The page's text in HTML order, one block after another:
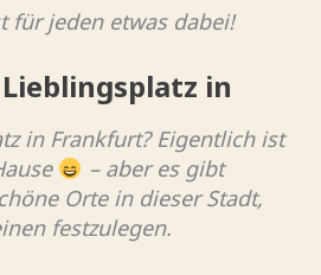
für jeden etwas dabei!
in
in Frankfurt? Eigentlich ist
– aber es gibt
Orte in dieser Stadt,
festzulegen.